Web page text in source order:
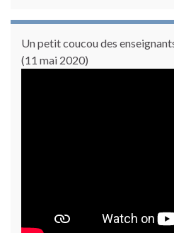
Un petit coucou des
(11 mai 2020)